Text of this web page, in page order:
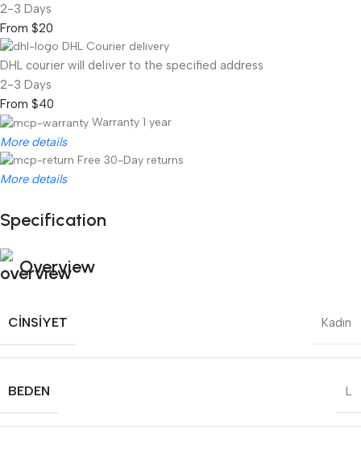
2-3 Days
From $20
DHL Courier delivery
DHL courier will deliver to the specified address
2-3 Days
From $40
Warranty 1 year
More details
Free 30-Day returns
More details
Unbeatable offers
Specification
Overview
CINSIYET Kadın
BEDEN L